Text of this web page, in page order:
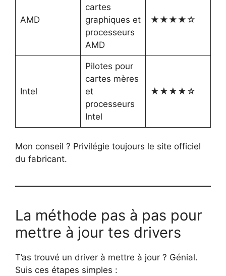
AMD
cartes
graphiques et
processeurs
AMD
★★★★☆
Intel
Pilotes pour
cartes mères
et
processeurs
Intel
★★★★☆
Mon conseil ? Privilégie toujours le site officiel
du fabricant.
La méthode pas à pas pour
mettre à jour tes drivers
T’as trouvé un driver à mettre à jour ? Génial.
Suis ces étapes simples :